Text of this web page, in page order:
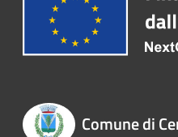
Comune di